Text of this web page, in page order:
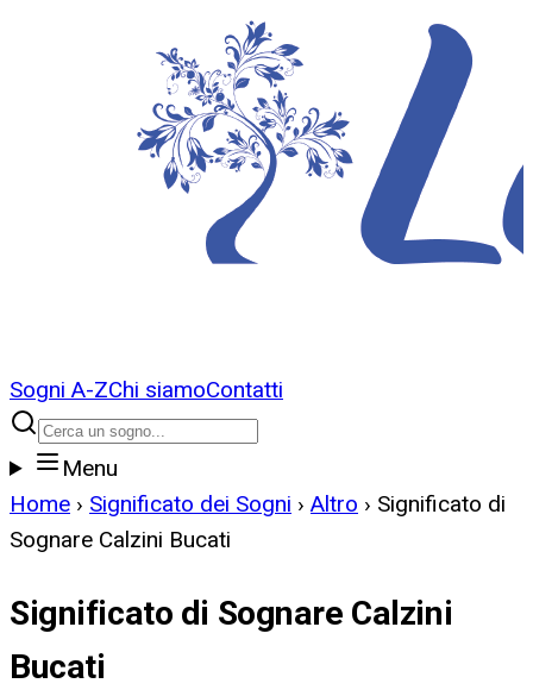
Sogni A-ZChi siamoContatti
Menu
Home › Significato dei Sogni › Altro › Significato di
Sognare Calzini Bucati
Significato di Sognare Calzini
Bucati